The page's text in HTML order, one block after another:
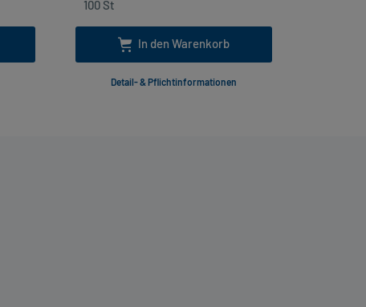
In den Warenkorb
Detail- & Pflichtinformationen